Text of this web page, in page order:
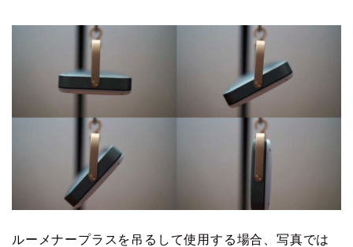
ルーメナープラスを吊るして使用する場合、写真では